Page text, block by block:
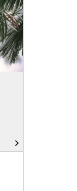
navigate_next